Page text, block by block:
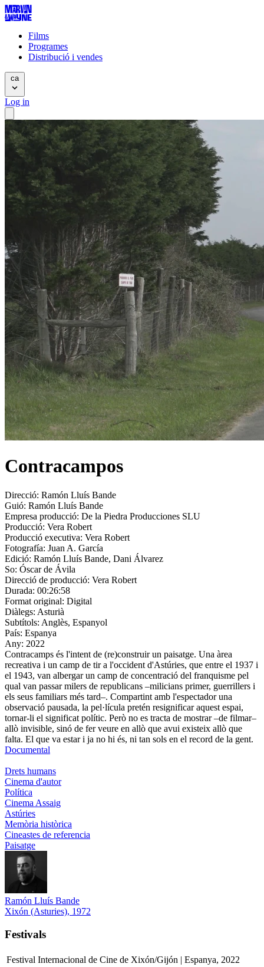
Films
Programes
Distribució i vendes
ca
Log in
Contracampos
Direcció: Ramón Lluís Bande
Guió: Ramón Lluís Bande
Empresa producció: De la Piedra Producciones SLU
Producció: Vera Robert
Producció executiva: Vera Robert
Fotografía: Juan A. García
Edició: Ramón Lluís Bande, Dani Álvarez
So: Óscar de Ávila
Direcció de producció: Vera Robert
Durada: 00:26:58
Format original: Digital
Diàlegs: Asturià
Subtítols: Anglès, Espanyol
País: Espanya
Any: 2022
Contracamps és l'intent de (re)construir un paisatge. Una àrea
recreativa i un camp de tir a l'occident d'Astúries, que entre el 1937 i
el 1943, van albergar un camp de concentració del franquisme pel
qual van passar milers de republicans –milicians primer, guerrillers i
els seus familiars més tard–. Compartint amb l'espectador una
observació pausada, la pel·lícula pretén resignificar aquest espai,
tornar-li el significat polític. Però no es tracta de mostrar –de filmar–
allò invisible, sinó de fer veure en allò que avui existeix allò que
falta. El que va estar i ja no hi és, ni tan sols en el record de la gent.
Documental
Drets humans
Cinema d'autor
Política
Cinema Assaig
Astúries
Memòria històrica
Cineastes de referencia
Paisatge
Ramón Lluís Bande
Xixón (Asturies), 1972
Festivals
Festival Internacional de Cine de Xixón/Gijón | Espanya, 2022